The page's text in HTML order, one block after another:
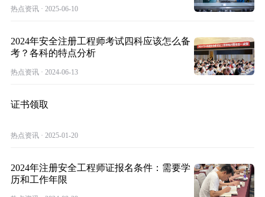
热点资讯 · 2025-06-10
2024年安全注册工程师考试四科应该怎么备
考？各科的特点分析
热点资讯 · 2024-06-13
证书领取
热点资讯 · 2025-01-20
2024年注册安全工程师证报名条件：需要学
历和工作年限